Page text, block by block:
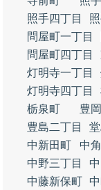
照手四丁目
問屋町一丁目
問屋町四丁目
灯明寺一丁目
灯明寺四丁目
栃泉町
豊
豊島二丁目
中新田町
中
中野三丁目
中藤新保町